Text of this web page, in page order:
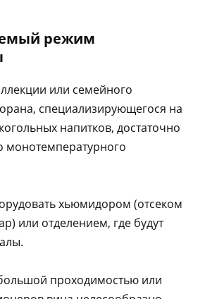
режим
или семейного
специализирующегося на
напитков, достаточно
монотемпературного
хьюмидором (отсеком
или отделением, где будут
проходимостью или